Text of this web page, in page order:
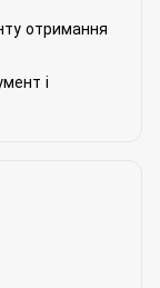
отримання
і